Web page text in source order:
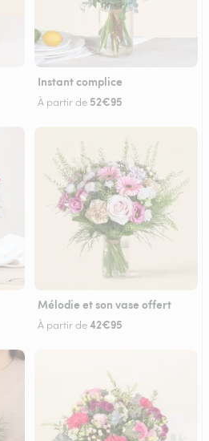
Instant complice
À partir de 52€95
Mélodie et son vase offert
À partir de42€95